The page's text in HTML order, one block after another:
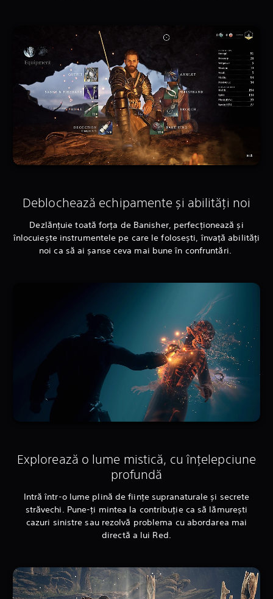
Deblochează echipamente și abilități noi
Dezlănțuie toată forța de Banisher, perfecționează și
înlocuiește instrumentele pe care le folosești, învață abilități
noi ca să ai șanse ceva mai bune în confruntări.
Explorează o lume mistică, cu înțelepciune
profundă
Intră într-o lume plină de ființe supranaturale și secrete
străvechi. Pune-ți mintea la contribuție ca să lămurești
cazuri sinistre sau rezolvă problema cu abordarea mai
directă a lui Red.